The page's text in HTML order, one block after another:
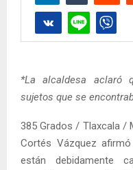
*La alcaldesa aclaró
sujetos que se
385 Grados / Tlaxcala /
Cortés Vázquez
están debidamente